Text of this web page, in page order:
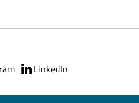
LinkedIn